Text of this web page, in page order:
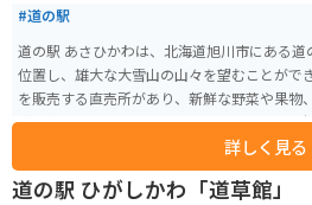
#道の駅
道の駅 あさひかわは、北海道旭川市にある
位置し、雄大な大雪山の山々を望むことができます。 地元の農産
を販売する直売所があり、新鮮な野菜や果物
が人気です。また、レストランでは、地元食
も最適です。周辺には、旭山動物園や旭川ラ
実しているので、旭川観光の拠点としてもおすすめです。 特
詳しく見る
道の駅 ひがしかわ「道草館」